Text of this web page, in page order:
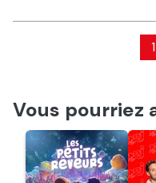
1
Vous pourriez